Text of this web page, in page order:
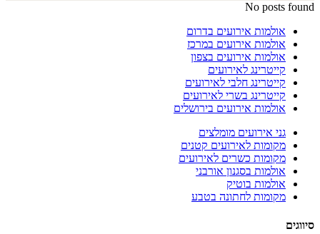
No posts found
אולמות אירועים בדרום
אולמות אירועים במרכז
אולמות אירועים בצפון
קייטרינג לאירועים
קייטרינג חלבי לאירועים
קייטרינג בשרי לאירועים
אולמות אירועים בירושלים
גני אירועים מומלצים
מקומות לאירועים קטנים
מקומות כשרים לאירועים
אולמות בסגנון אורבני
אולמות בוטיק
מקומות לחתונה בטבע
סיווגים